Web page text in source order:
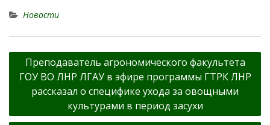
Новости
Навигация
по
записям
Преподаватель агрономического факультета
ГОУ ВО ЛНР ЛГАУ в эфире программы ГТРК ЛНР
рассказал о специфике ухода за овощными
культурами в период засухи